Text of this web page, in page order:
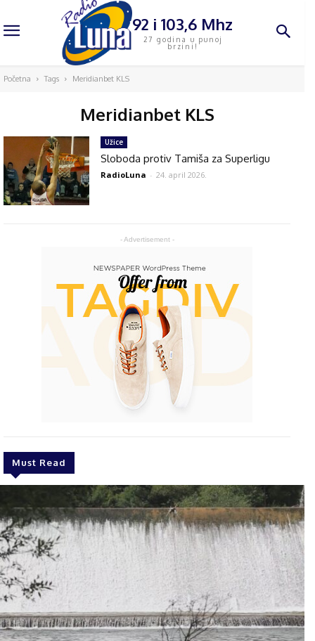
92 i 103,6 Mhz
27 godina u punoj
brzini!
Početna Tags Meridianbet KLS
Meridianbet KLS
- Advertisement -
Must Read
Užice
Sloboda protiv Tamiša za Superligu
RadioLuna - 24. april 2026.